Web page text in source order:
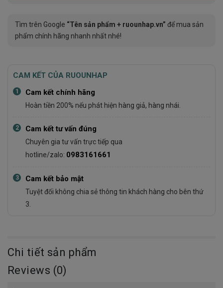
Tìm trên Google “Tên sản phẩm + ruounhap.vn” để mua sản
phẩm chính hãng nhanh nhất nhé!
CAM KẾT CỦA RUOUNHAP
1 Cam kết chính hãng
Hoàn tiền 200% nếu phát hiện hàng giả, hàng nhái.
2 Cam kết tư vấn đúng
Chuyên gia tư vấn trực tiếp qua
hotline/zalo: 0983161661
3 Cam kết bảo mật
Tuyệt đối không chia sẻ thông tin khách hàng cho bên thứ
3.
Chi tiết sản phẩm
Reviews (0)